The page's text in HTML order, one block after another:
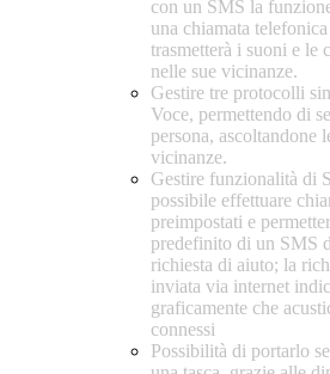
con un SMS la
una chiamata
trasmetterà i suoni e le
nelle sue vicinanze.
Gestire tre protocolli
Voce, permettendo di
persona, ascoltandone
vicinanze.
Gestire funzionalità di
possibile effettuare
preimpostati e
predefinito di un SMS
richiesta di aiuto; la
inviata via internet
graficamente che
connessi
Possibilità di portarlo